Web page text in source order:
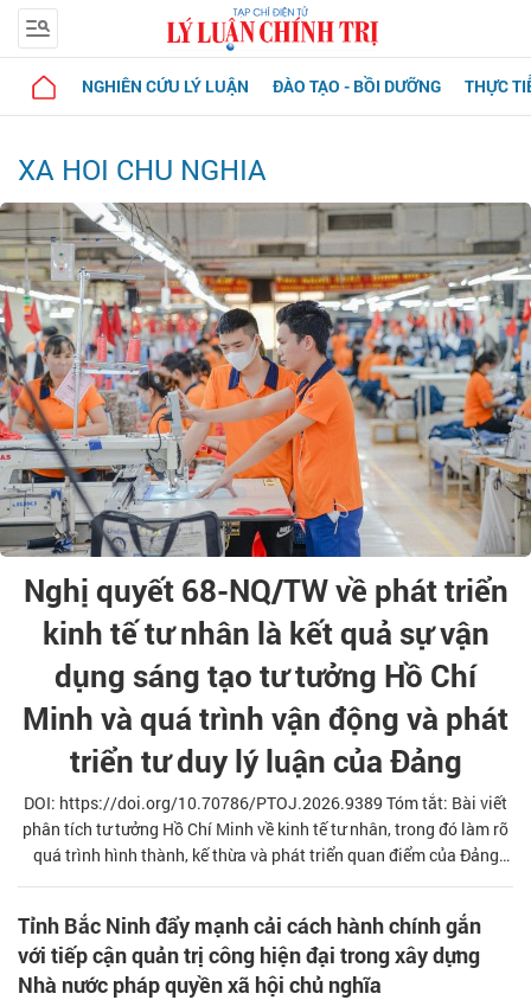
NGHIÊN CỨU LÝ LUẬN ĐÀO TẠO - BỒI DƯỠNG THỰC
XA HOI CHU NGHIA
Nghị quyết 68-NQ/TW về phát triển
kinh tế tư nhân là kết quả sự vận
dụng sáng tạo tư tưởng Hồ Chí
Minh và quá trình vận động và phát
triển tư duy lý luận của Đảng
DOI: https://doi.org/10.70786/PTOJ.2026.9389 Tóm tắt: Bài viết
phân tích tư tưởng Hồ Chí Minh về kinh tế tư nhân, trong đó làm rõ
quá trình hình thành, kế thừa và phát triển quan điểm của Đảng
sách trong bối cảnh Việt Nam bước vào kỷ nguyên phát triển mới.
Qua đó, bài viết góp phần khẳng định giá trị thời đại của tư tưởng
Hồ Chí Minh và tính đúng đắn, sáng tạo của đường lối phát triển ki
Tỉnh Bắc Ninh đẩy mạnh cải cách hành chính gắn
với tiếp cận quản trị công hiện đại trong xây dựng
Nhà nước pháp quyền xã hội chủ nghĩa